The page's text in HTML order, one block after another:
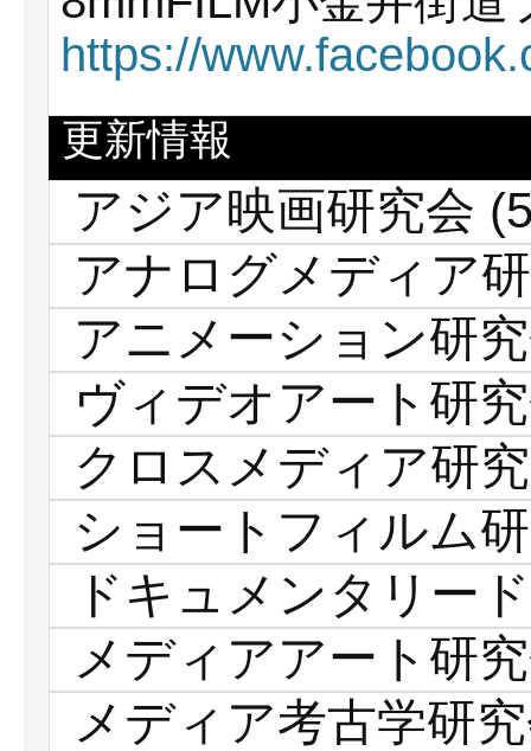
https://
更新情報
アジア映画研究会
アナログメディア
アニメーション研
ヴィデオアート研
クロスメディア研
ショートフィルム
ドキュメンタリー
メディアアート研
メディア考古学研